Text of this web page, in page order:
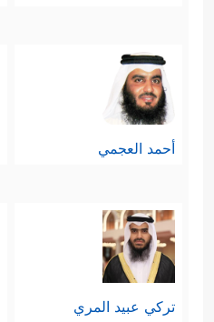
أحمد العجمي
تركي عبيد المري